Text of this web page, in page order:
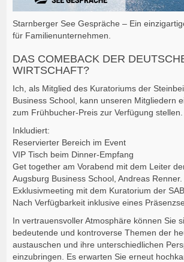
Starnberger See Gespräche – Ein
für Familienunternehmen.
DAS COMEBACK DER
WIRTSCHAFT?
Ich, als Mitglied des Kuratoriums der
Business School, kann unseren Mitgliedern
zum Frühbucher-Preis zur Verfügung stellen.
Inkludiert:
Reservierter Bereich im Event
VIP Tisch beim Dinner-Empfang
Get together am Vorabend mit dem Leiter
Augsburg Business School, Andreas Renner.
Exklusivmeeting mit dem Kuratorium der
Nach Verfügbarkeit inklusive eines
In vertrauensvoller Atmosphäre können Sie
bedeutende und kontroverse Themen der
austauschen und ihre unterschiedlichen
einzubringen. Es erwarten Sie erneut